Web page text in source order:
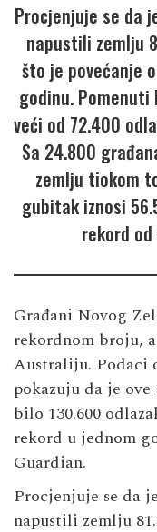
Procjenjuje se da
napustili zemlju
što je povećanje
godinu.
veći od 72.400
Sa 24.800
zemlju tiokom
gubitak iznosi
rekord
Građani Novog
rekordnom broju,
Australiju. Podaci
pokazuju da je
bilo 130.600
rekord u jednom
Guardian.
Procjenjuje se da
napustili zemlju